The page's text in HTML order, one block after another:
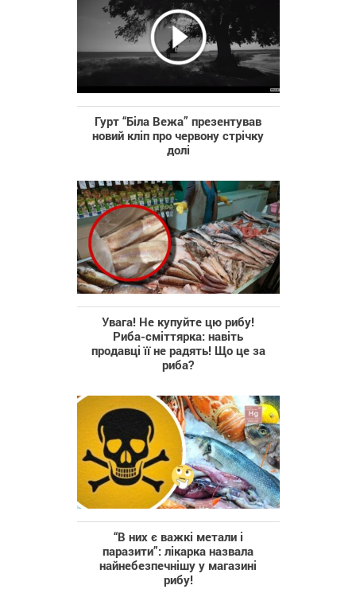
Гурт “Біла Вежа” презентував
новий кліп про червону стрічку
долі
Увага! Не купуйте цю рибу!
Риба-сміттярка: навіть
продавці її не радять! Що це за
риба?
“‎В них є важкі метали і
паразити”‎: лікарка назвала
найнебезпечнішу у магазині
рибу!